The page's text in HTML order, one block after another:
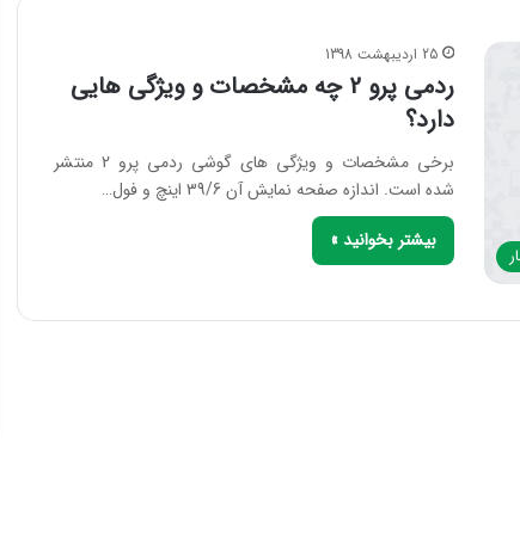
25 اردیبهشت 1398
ردمی پرو 2 چه مشخصات و ویژگی هایی
دارد؟
برخی مشخصات و ویژگی های گوشی ردمی پرو 2 منتشر
شده است. اندازه صفحه نمایش آن 39/6 اینچ و فول…
بیشتر بخوانید »